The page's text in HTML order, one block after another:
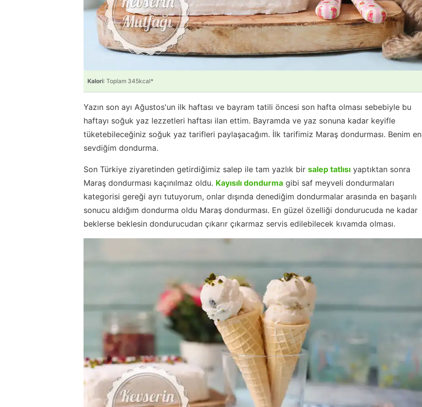
Kalori: Toplam 345kcal*
Yazın son ayı Ağustos'un ilk haftası ve bayram tatili öncesi son hafta olması sebebiyle bu
haftayı soğuk yaz lezzetleri haftası ilan ettim. Bayramda ve yaz sonuna kadar keyifle
tüketebileceğiniz soğuk yaz tarifleri paylaşacağım. İlk tarifimiz Maraş dondurması. Benim en
sevdiğim dondurma.
Son Türkiye ziyaretinden getirdiğimiz salep ile tam yazlık bir salep tatlısı yaptıktan sonra
Maraş dondurması kaçınılmaz oldu. Kayısılı dondurma gibi saf meyveli dondurmaları
kategorisi gereği ayrı tutuyorum, onlar dışında denediğim dondurmalar arasında en başarılı
sonucu aldığım dondurma oldu Maraş dondurması. En güzel özelliği dondurucuda ne kadar
beklerse beklesin dondurucudan çıkarır çıkarmaz servis edilebilecek kıvamda olması.